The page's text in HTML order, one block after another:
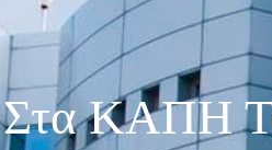
Στα ΚΑΠΗ